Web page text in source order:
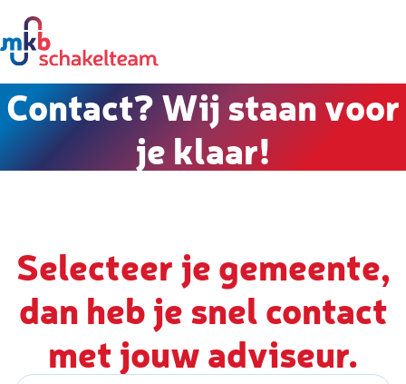
Contact? Wij staan voor
je klaar!
Selecteer je gemeente,
dan heb je snel contact
met jouw adviseur.